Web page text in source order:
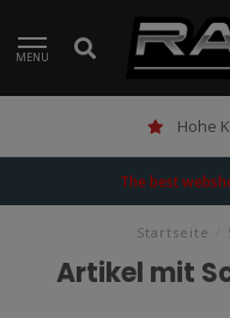
MENU
Hohe
The best
Startseite
Artikel mit